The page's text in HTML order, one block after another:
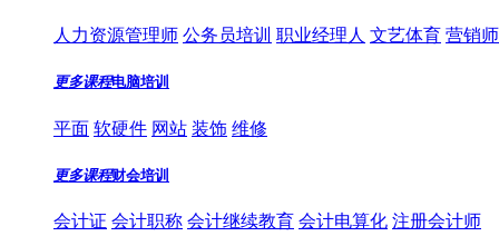
人力资源管理师 公务员培训 职业经理人 文艺体育 营销
更多课程电脑培训
平面 软硬件 网站 装饰 维修
更多课程财会培训
会计证 会计职称 会计继续教育 会计电算化 注册会计师